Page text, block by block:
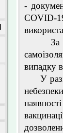
-
COVID-
За
випадку
У разі